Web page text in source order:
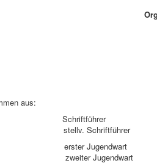
aus:
stellv.
Jugendwart
zweiter